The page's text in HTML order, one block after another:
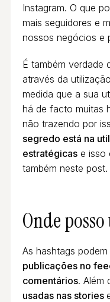
Instagram. O que
mais seguidores e
nossos negócios e
É também verdade
através da
medida que a sua
há de facto muitas
não trazendo por
segredo está na
estratégicase isso
também neste post.
Onde
As hashtags
publicações no
comentários. Além
usadas nas stories